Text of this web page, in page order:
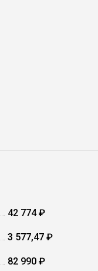
42 774 ₽
3 577,47 ₽
82 990 ₽